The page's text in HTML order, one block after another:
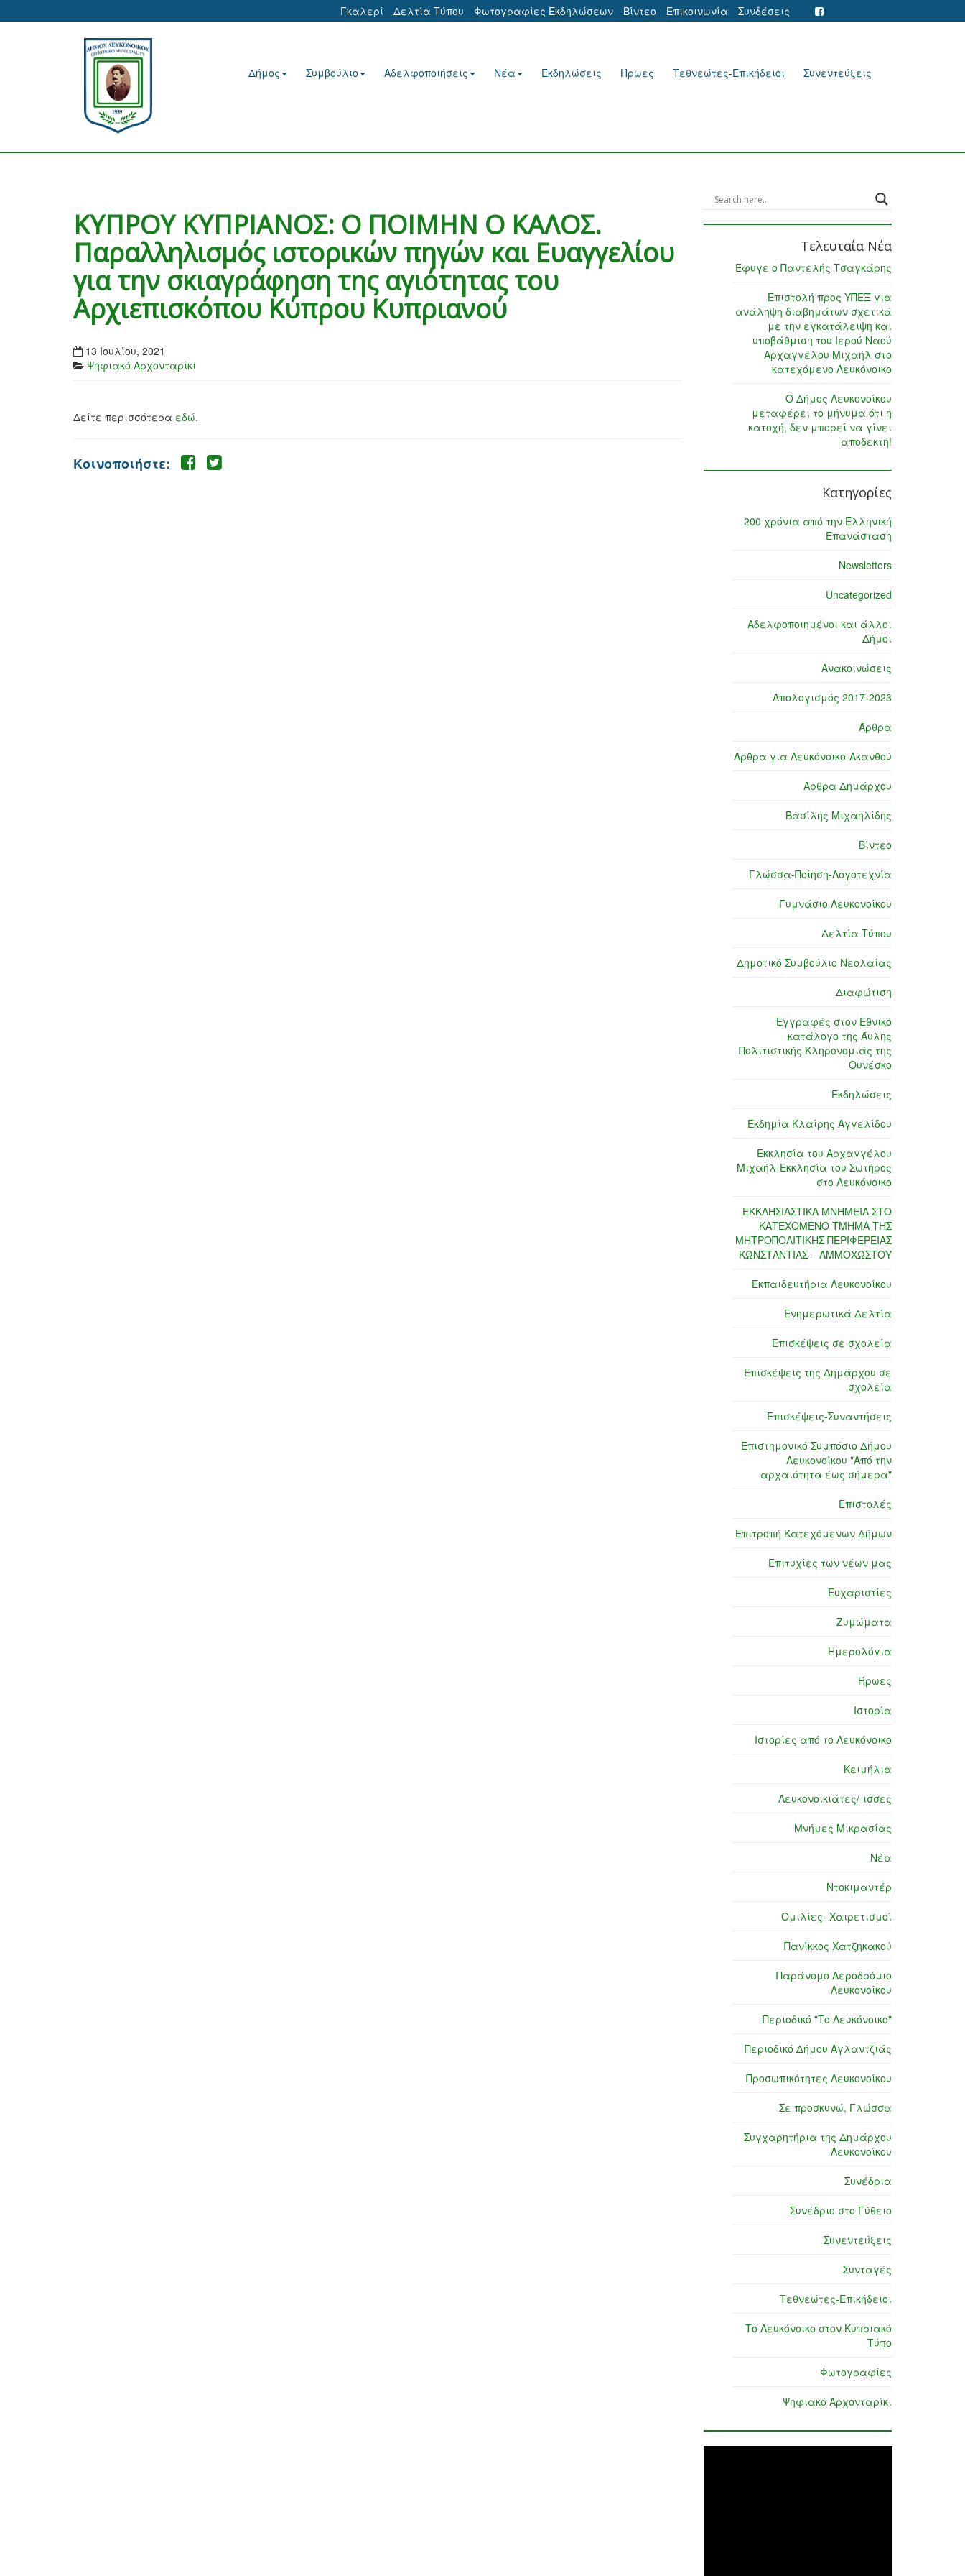
Γκαλερί Δελτία Τύπου Φωτογραφίες Εκδηλώσεων Βίντεο Επικοινωνία Συνδέσεις
Δήμος Συμβούλιο Αδελφοποιήσεις Νέα Εκδηλώσεις Ήρωες Τεθνεώτες-Επικήδειοι Συνεντεύξεις
ΚΥΠΡΟΥ ΚΥΠΡΙΑΝΟΣ: Ο ΠΟΙΜΗΝ Ο ΚΑΛΟΣ.
Παραλληλισμός ιστορικών πηγών και Ευαγγελίου
για την σκιαγράφηση της αγιότητας του
Αρχιεπισκόπου Κύπρου Κυπριανού
13 Ιουλίου, 2021
Ψηφιακό Αρχονταρίκι
Δείτε περισσότερα εδώ.
Κοινοποιήστε:
Τελευταία Νέα
Έφυγε ο Παντελής Τσαγκάρης
Επιστολή προς ΥΠΕΞ για
ανάληψη διαβημάτων σχετικά
με την εγκατάλειψη και
υποβάθμιση του Ιερού Ναού
Αρχαγγέλου Μιχαήλ στο
κατεχόμενο Λευκόνοικο
Ο Δήμος Λευκονοίκου
μεταφέρει το μήνυμα ότι η
κατοχή, δεν μπορεί να γίνει
αποδεκτή!
Κατηγορίες
200 χρόνια από την Ελληνική
Επανάσταση
Newsletters
Uncategorized
Αδελφοποιημένοι και άλλοι
Δήμοι
Ανακοινώσεις
Απολογισμός 2017-2023
Άρθρα
Άρθρα για Λευκόνοικο-Ακανθού
Άρθρα Δημάρχου
Βασίλης Μιχαηλίδης
Βίντεο
Γλώσσα-Ποίηση-Λογοτεχνία
Γυμνάσιο Λευκονοίκου
Δελτία Τύπου
Δημοτικό Συμβούλιο Νεολαίας
Διαφώτιση
Εγγραφές στον Εθνικό
κατάλογο της Άυλης
Πολιτιστικής Κληρονομιάς της
Ουνέσκο
Εκδηλώσεις
Εκδημία Κλαίρης Αγγελίδου
Εκκλησία του Αρχαγγέλου
Μιχαήλ-Εκκλησία του Σωτήρος
στο Λευκόνοικο
ΕΚΚΛΗΣΙΑΣΤΙΚΑ ΜΝΗΜΕΙΑ ΣΤΟ
ΚΑΤΕΧΟΜΕΝΟ ΤΜΗΜΑ ΤΗΣ
ΜΗΤΡΟΠΟΛΙΤΙΚΗΣ ΠΕΡΙΦΕΡΕΙΑΣ
ΚΩΝΣΤΑΝΤΙΑΣ – ΑΜΜΟΧΩΣΤΟΥ
Εκπαιδευτήρια Λευκονοίκου
Ενημερωτικά Δελτία
Επισκέψεις σε σχολεία
Επισκέψεις της Δημάρχου σε
σχολεία
Επισκέψεις-Συναντήσεις
Επιστημονικό Συμπόσιο Δήμου
Λευκονοίκου "Από την
αρχαιότητα έως σήμερα"
Επιστολές
Επιτροπή Κατεχόμενων Δήμων
Επιτυχίες των νέων μας
Ευχαριστίες
Ζυμώματα
Ημερολόγια
Ήρωες
Ιστορία
Ιστορίες από το Λευκόνοικο
Κειμήλια
Λευκονοικιάτες/-ισσες
Μνήμες Μικρασίας
Νέα
Ντοκιμαντέρ
Ομιλίες- Χαιρετισμοί
Πανίκκος Χατζηκακού
Παράνομο Αεροδρόμιο
Λευκονοίκου
Περιοδικό "Το Λευκόνοικο"
Περιοδικό Δήμου Αγλαντζιάς
Προσωπικότητες Λευκονοίκου
Σε προσκυνώ, Γλώσσα
Συγχαρητήρια της Δημάρχου
Λευκονοίκου
Συνέδρια
Συνέδριο στο Γύθειο
Συνεντεύξεις
Συνταγές
Τεθνεώτες-Επικήδειοι
Το Λευκόνοικο στον Κυπριακό
Τύπο
Φωτογραφίες
Ψηφιακό Αρχονταρίκι